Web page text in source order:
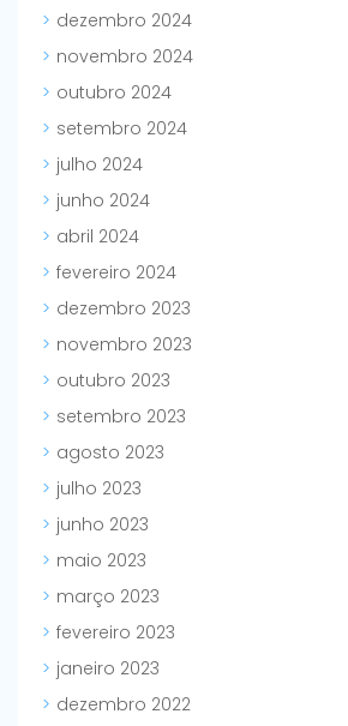
dezembro 2024
novembro 2024
outubro 2024
setembro 2024
julho 2024
junho 2024
abril 2024
fevereiro 2024
dezembro 2023
novembro 2023
outubro 2023
setembro 2023
agosto 2023
julho 2023
junho 2023
maio 2023
março 2023
fevereiro 2023
janeiro 2023
dezembro 2022